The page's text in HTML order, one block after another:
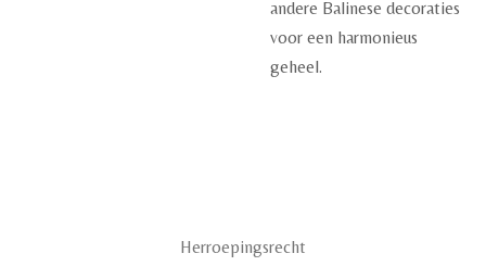
andere Balinese decoraties
voor een harmonieus
geheel.
Herroepingsrecht